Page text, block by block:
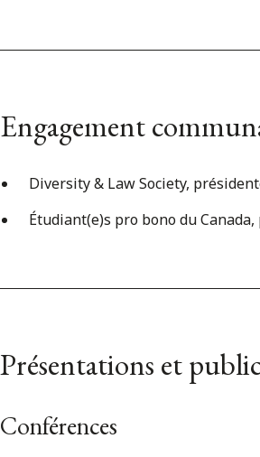
Engagement
Diversity & Law Society,
Étudiant(e)s pro bono du
Présentations et
Conférences